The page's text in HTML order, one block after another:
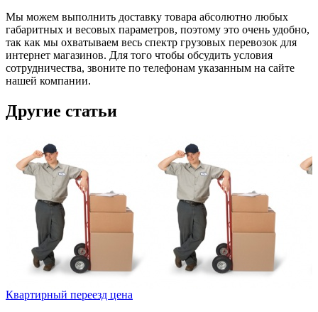
Мы можем выполнить доставку товара абсолютно любых
габаритных и весовых параметров, поэтому это очень удобно,
так как мы охватываем весь спектр грузовых перевозок для
интернет магазинов. Для того чтобы обсудить условия
сотрудничества, звоните по телефонам указанным на сайте
нашей компании.
Другие статьи
Квартирный переезд цена